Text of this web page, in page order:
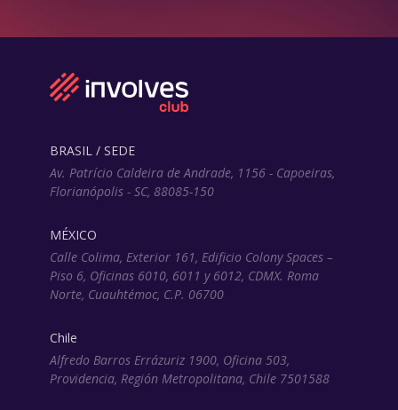
BRASIL / SEDE
Av. Patrício Caldeira de Andrade, 1156 - Capoeiras,
Florianópolis - SC, 88085-150
MÉXICO
Calle Colima, Exterior 161, Edificio Colony Spaces –
Piso 6, Oficinas 6010, 6011 y 6012, CDMX. Roma
Norte, Cuauhtémoc, C.P. 06700
Chile
Alfredo Barros Errázuriz 1900, Oficina 503,
Providencia, Región Metropolitana, Chile 7501588